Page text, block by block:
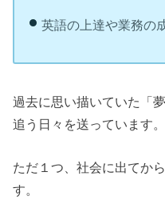
英語の上達や業務の
過去に思い描いていた「
追う日々を送っています。
ただ１つ、社会に出てか
す。